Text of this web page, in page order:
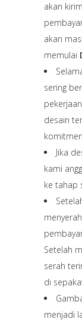
akan
akan
memulai
sering
desain
Jika
kami
ke tahap
Setelah
serah
di
menjadi